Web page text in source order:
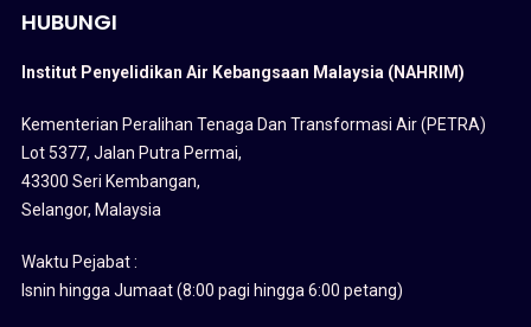
HUBUNGI
Institut Penyelidikan Air Kebangsaan Malaysia (NAHRIM)
Kementerian Peralihan Tenaga Dan Transformasi Air (PETRA)
Lot 5377, Jalan Putra Permai,
43300 Seri Kembangan,
Selangor, Malaysia
Waktu Pejabat :
Isnin hingga Jumaat (8:00 pagi hingga 6:00 petang)